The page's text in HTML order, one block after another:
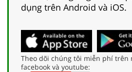
dụng trên Android và iOS.
Theo dõi chúng tôi miễn phí trên
facebook và youtube: